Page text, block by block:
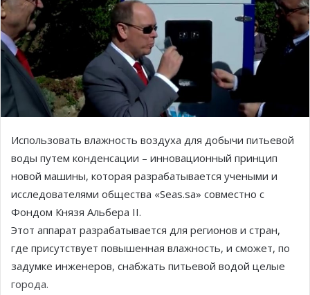
Использовать влажность воздуха для добычи питьевой
воды путем конденсации – инновационный принцип
новой машины, которая разрабатывается учеными и
исследователями общества «Seas.sa» совместно с
Фондом Князя Альбера II.
Этот аппарат разрабатывается для регионов и стран,
где присутствует повышенная влажность, и сможет, по
задумке инженеров, снабжать питьевой водой целые
города.